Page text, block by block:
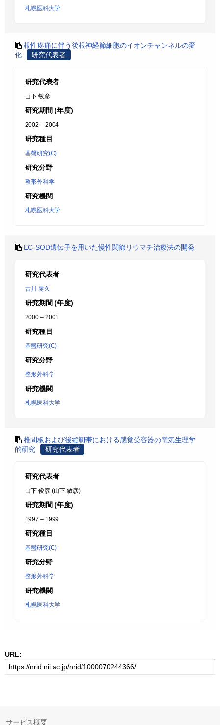
札幌医科大学
根性疼痛に伴う後根神経節細胞のイオンチャンネルの変
化
研究代表者
研究代表者
山下 敏彦
研究期間 (年度)
2002 – 2004
研究種目
基盤研究(C)
研究分野
整形外科学
研究機関
札幌医科大学
EC-SOD遺伝子を用いた慢性関節リウマチ治療法の開発
研究代表者
古川 勝久
研究期間 (年度)
2000 – 2001
研究種目
基盤研究(C)
研究分野
整形外科学
研究機関
札幌医科大学
椎間板および後縦靭帯における感覚受容器の電気生理学
的研究
研究代表者
研究代表者
山下 俊彦 (山下 敏彦)
研究期間 (年度)
1997 – 1999
研究種目
基盤研究(C)
研究分野
整形外科学
研究機関
札幌医科大学
URL:
サービス概要